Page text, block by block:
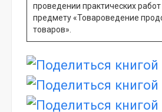
проведении практических
предмету «Товароведение
товаров».